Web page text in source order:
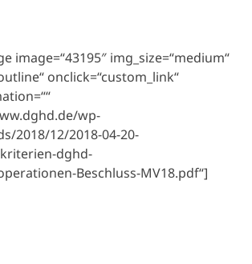
image=“43195″ img_size=“medium“
onclick=“custom_link“
wp-
2018/12/2018-04-20-
dghd-
Beschluss-MV18.pdf“]